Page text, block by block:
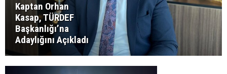
Kaptan Orhan
Kasap, TÜRDEF
Başkanlığı’na
Adaylığını Açıkladı